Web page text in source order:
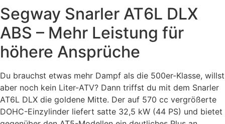
Segway Snarler AT6L DLX
ABS – Mehr Leistung für
höhere Ansprüche
Du brauchst etwas mehr Dampf als die 500er-Klasse, willst
aber noch kein Liter-ATV? Dann triffst du mit dem Snarler
AT6L DLX die goldene Mitte. Der auf 570 cc vergrößerte
DOHC-Einzylinder liefert satte 32,5 kW (44 PS) und bietet